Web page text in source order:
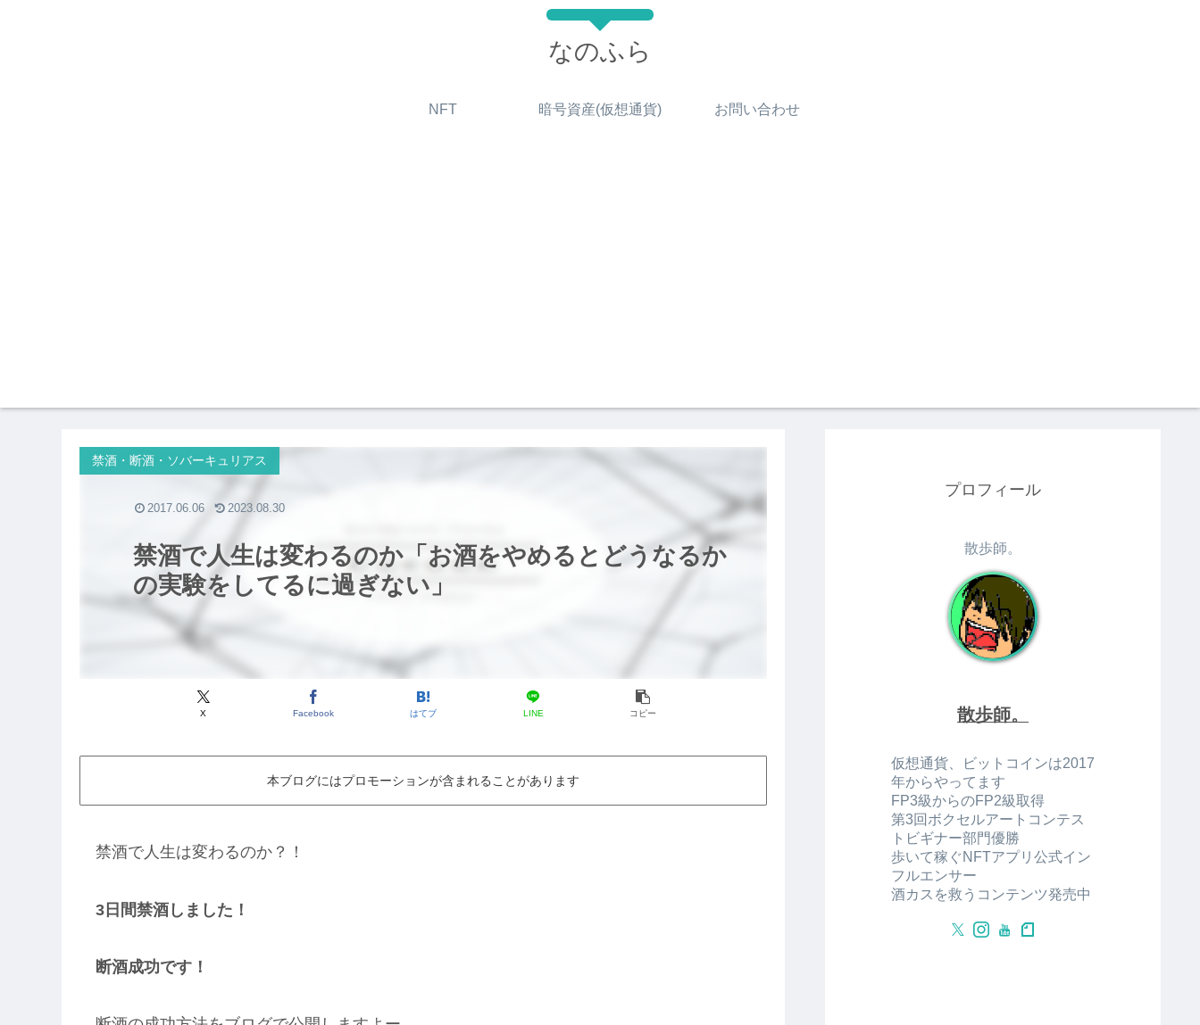
なのふら
NFT 暗号資産(仮想通貨) お問い合わせ
禁酒で人生は変わるのか「お酒をやめるとどうなるか
の実験をしてるに過ぎない」
禁酒・断酒・ソバーキュリアス
X Facebook はてブ LINE コピー
2017.06.06 2023.08.30
本ブログにはプロモーションが含まれることがあります
禁酒で人生は変わるのか？！
3日間禁酒しました！
断酒成功です！
プロフィール
散歩師。
散歩師。
仮想通貨、ビットコインは2017
年からやってます
FP3級からのFP2級取得
第3回ボクセルアートコンテス
トビギナー部門優勝
歩いて稼ぐNFTアプリ公式イン
フルエンサー
酒カスを救うコンテンツ発売中